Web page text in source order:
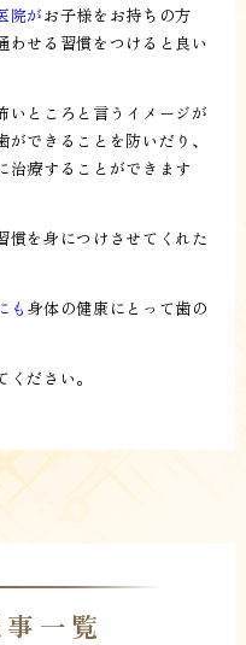
院がお子様をお持ちの方
わせる習慣をつけると良い
いところと言うイメージが
できることを防いだり、
治療することができます
慣を身につけさせてくれた
も 身体の健康にとって歯の
ださい。
一覧